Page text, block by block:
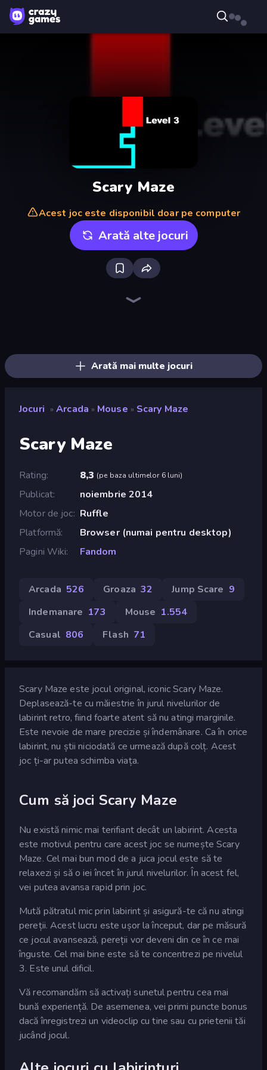
Scary Maze
Acest joc este disponibil doar pe computer
Arată alte jocuri
Arată mai multe jocuri
Jocuri » Arcada » Mouse » Scary Maze
Scary Maze
Rating 8,3 (pe baza ultimelor 6 luni)
Publicat
noiembrie 2014
Motor de joc Ruffle
Platformă
Browser (numai pentru desktop)
Pagini Wiki
Fandom
Arcada 526 Groaza 32 Jump Scare 9
Indemanare 173 Mouse 1.554
Casual 806 Flash 71
Scary Maze este jocul original, iconic Scary Maze.
Deplasează-te cu măiestrie în jurul nivelurilor de
labirint retro, fiind foarte atent să nu atingi marginile.
Este nevoie de mare precizie și îndemânare. Ca în orice
labirint, nu știi niciodată ce urmează după colț. Acest
joc ți-ar putea schimba viața.
Cum să joci Scary Maze
Nu există nimic mai terifiant decât un labirint. Acesta
este motivul pentru care acest joc se numește Scary
Maze. Cel mai bun mod de a juca jocul este să te
relaxezi și să o iei încet în jurul nivelurilor. În acest fel,
vei putea avansa rapid prin joc.
Mută pătratul mic prin labirint și asigură-te că nu atingi
pereții. Acest lucru este ușor la început, dar pe măsură
ce jocul avansează, pereții vor deveni din ce în ce mai
înguste. Cel mai bine este să te concentrezi pe nivelul
3. Este unul dificil.
Vă recomandăm să activați sunetul pentru cea mai
bună experiență. De asemenea, vei primi puncte bonus
dacă înregistrezi un videoclip cu tine sau cu prietenii tăi
jucând jocul.